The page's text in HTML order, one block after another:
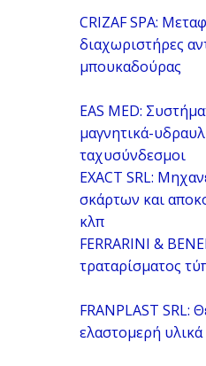
CRIZAF SPA:
διαχωριστήρες
EAS MED:
μαγνητικά-
EXACT SRL:
σκάρτων και
κλπ 15
FERRARINI &
15
FRANPLAST SRL:
ελαστομερή
9